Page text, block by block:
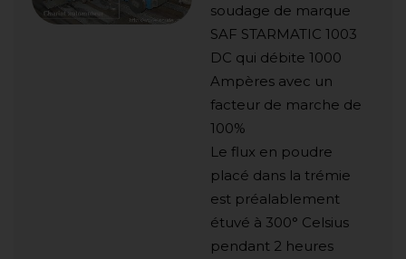
soudage de marque
SAF STARMATIC 1003
DC qui débite 1000
Ampères avec un
facteur de marche de
100%
Le flux en poudre
placé dans la trémie
est préalablement
étuvé à 300° Celsius
pendant 2 heures